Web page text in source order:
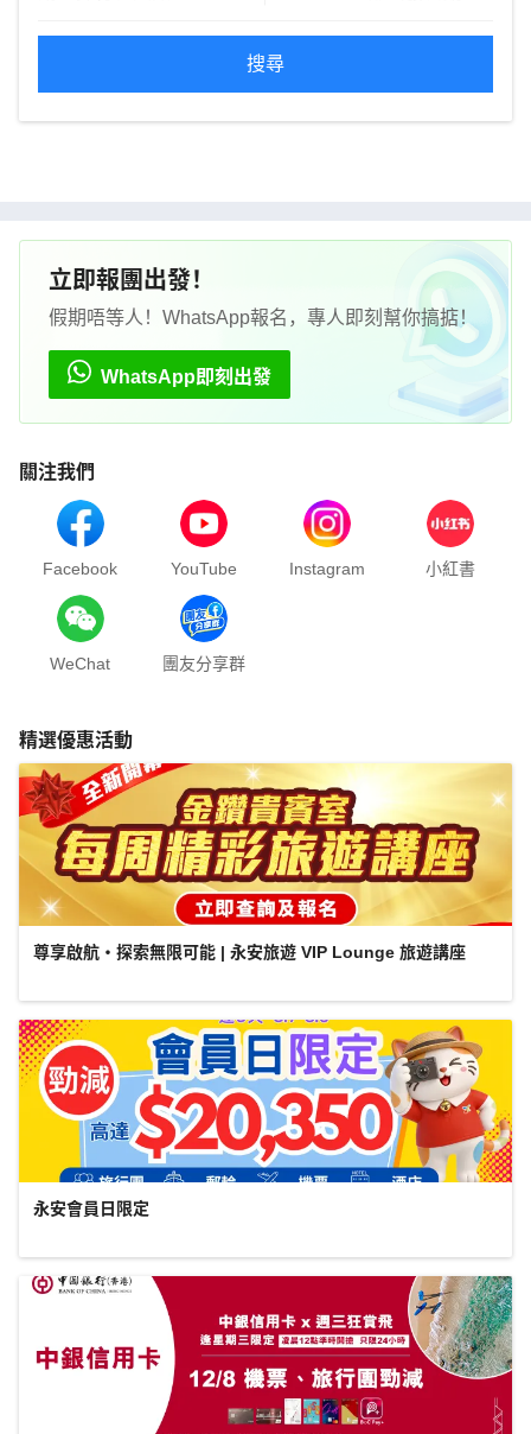
搜尋
立即報團出發！
假期唔等人！WhatsApp報名，專人即刻幫你搞掂！
WhatsApp即刻出發
關注我們
Facebook YouTube Instagram 小紅書
WeChat 團友分享群
精選優惠活動
尊享啟航・探索無限可能 | 永安旅遊 VIP Lounge 旅遊講座
永安會員日限定